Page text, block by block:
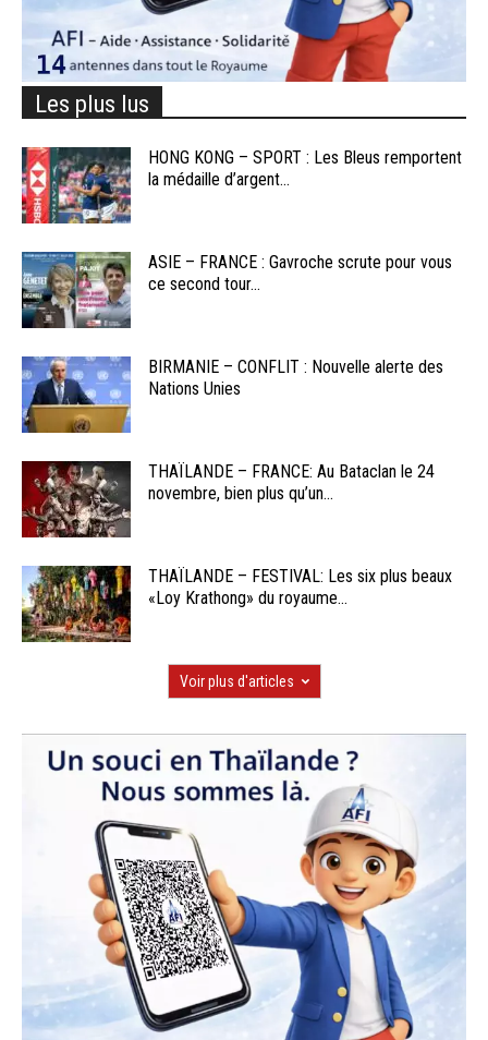
Les plus lus
HONG KONG – SPORT : Les Bleus remportent
la médaille d’argent...
ASIE – FRANCE : Gavroche scrute pour vous
ce second tour...
BIRMANIE – CONFLIT : Nouvelle alerte des
Nations Unies
THAÏLANDE – FRANCE: Au Bataclan le 24
novembre, bien plus qu’un...
THAÏLANDE – FESTIVAL: Les six plus beaux
«Loy Krathong» du royaume...
Voir plus d'articles